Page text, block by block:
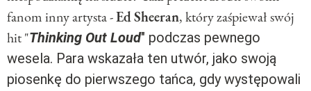
fanom inny artysta -EdSheeran, który zaśpiewał swój
hit "Thinking Out Loud" podczas pewnego
wesela. Para wskazała ten utwór, jako swoją
piosenkę do pierwszego tańca, gdy występowali